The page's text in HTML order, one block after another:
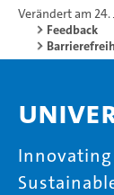
Verändert am 24.
Feedback